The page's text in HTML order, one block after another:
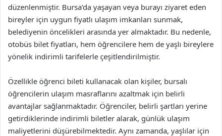
düzenlenmiştir. Bursa’da yaşayan veya burayı ziyaret eden
bireyler için uygun fiyatlı ulaşım imkanları sunmak,
belediyenin öncelikleri arasında yer almaktadır. Bu nedenle,
otobüs bilet fiyatları, hem öğrencilere hem de yaşlı bireylere
yönelik indirimli tarifelerle çeşitlendirilmiştir.
Özellikle öğrenci bileti kullanacak olan kişiler, bursalı
öğrencilerin ulaşım masraflarını azaltmak için belirli
avantajlar sağlanmaktadır. Öğrenciler, belirli şartları yerine
getirdiklerinde indirimli biletler alarak, günlük ulaşım
maliyetlerini düşürebilmektedir. Aynı zamanda, yaşlılar için